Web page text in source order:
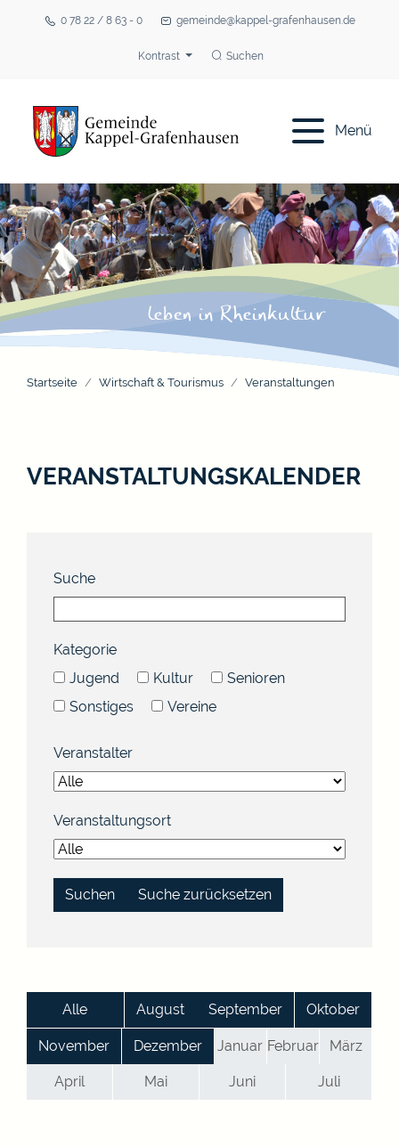
0 78 22 / 8 63 - 0 gemeinde@kappel-grafenhausen.de
Kontrast Suchen
Menü
Startseite Wirtschaft & Tourismus Veranstaltungen
VERANSTALTUNGSKALENDER
Suche
Kategorie
Jugend
Kultur
Senioren
Sonstiges
Vereine
Veranstalter
Veranstaltungsort
Suche zurücksetzen
Alle August September Oktober
November Dezember Januar Februar März
April Mai Juni Juli